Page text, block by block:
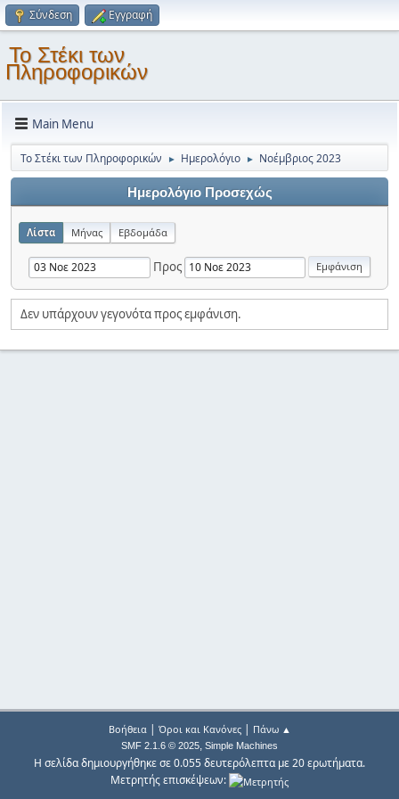
Σύνδεση Εγγραφή
Το Στέκι των
Πληροφορικών
Main Menu
Το Στέκι των Πληροφορικών ► Ημερολόγιο ► Νοέμβριος 2023
Ημερολόγιο Προσεχώς
Λίστα Μήνας Εβδομάδα
Προς
Δεν υπάρχουν γεγονότα προς εμφάνιση.
Βοήθεια| Όροι και Κανόνες| Πάνω ▲
SMF 2.1.6 © 2025, Simple Machines
Η σελίδα δημιουργήθηκε σε 0.055 δευτερόλεπτα με 20 ερωτήματα.
Μετρητής επισκέψεων: